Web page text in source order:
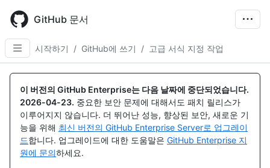
main
content
GitHub 문서
시작하기 / GitHub에 쓰기 / 고급 서식 지정 작업
이 버전의 GitHub Enterprise는 다음 날짜에 중단되었습니다.
2026-04-23. 중요한 보안 문제에 대해서도 패치 릴리스가
이루어지지 않습니다. 더 뛰어난 성능, 향상된 보안, 새로운 기
능을 위해 최신 버전의 GitHub Enterprise Server로 업그레이
드합니다. 업그레이드에 대한 도움말은 GitHub Enterprise 지
원에 문의하세요.